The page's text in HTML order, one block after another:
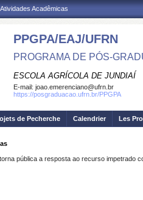
Acadêmicas
PPGPA/EAJ/UFRN
PROGRAMA DE PÓS-
ESCOLA AGRÍCOLA DE JUNDIAÍ
E-mail: joao.emerenciano@ufrn.br
https://posgraduacao.ufrn.br/PPGPA
de Pecherche Calendrier Les
pública a resposta ao recurso impetrado